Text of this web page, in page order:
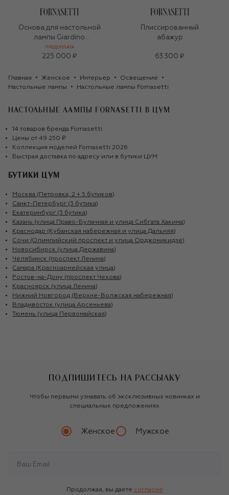
Основа для настольной
лампы Giardino
Settecentesco
ПРЕДОПЛАТА
225 000 ₽
Плиссированный
абажур
63 300 ₽
Главная Женское Интерьер
Освещение
Настольные лампы
Настольные лампы Fornasetti
НАСТОЛЬНЫЕ ЛАМПЫ FORNASETTI В ЦУМ
14 товаров бренда Fornasetti
Цены от 49 250 ₽
Коллекция моделей Fornasetti 2026
Быстрая доставка по адресу или в бутики ЦУМ
БУТИКИ ЦУМ
Москва (Петровка, 2 + 5 бутиков)
Санкт-Петербург (3 бутика)
Екатеринбург (3 бутика)
Казань (улица Право-Булачная и улица Сибгата Хакима)
Краснодар (Кубанская набережная и улица Дальняя)
Сочи (Олимпийский проспект и улица Орджоникидзе)
Новосибирск (улица Державина)
Челябинск (проспект Ленина)
Самара (Красноармейская улица)
Ростов-на-Дону (проспект Чехова)
Красноярск (улица Ленина)
Нижний Новгород (Верхне-Волжская набережная)
Владивосток (улица Арсеньева)
Тюмень (улица Первомайская)
ПОДПИШИТЕСЬ НА РАССЫЛКУ
Чтобы первыми узнавать об эксклюзивных новинках и
специальных предложениях
Женское Мужское
Продолжая, вы даете согласие